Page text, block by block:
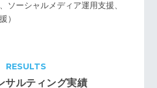
ソーシャルメディア運用支援、
）
サルティング実績